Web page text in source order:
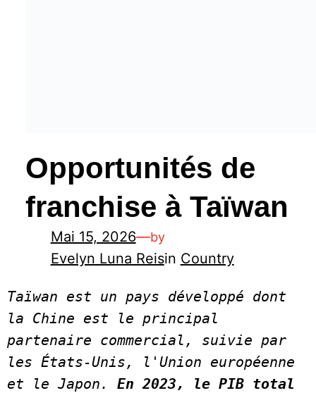
Opportunités de
franchise à Taïwan
Mai 15, 2026—by
Evelyn Luna Reisin Country
Taïwan est un pays développé dont
la Chine est le principal
partenaire commercial, suivie par
les États-Unis, l'Union européenne
et le Japon.
En 2023, le PIB total